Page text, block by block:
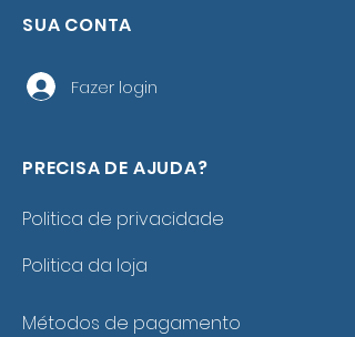
SUA CONTA
Fazer login
PRECISA DE AJUDA?
Politica de privacidade
Politica da loja
Métodos de pagamento